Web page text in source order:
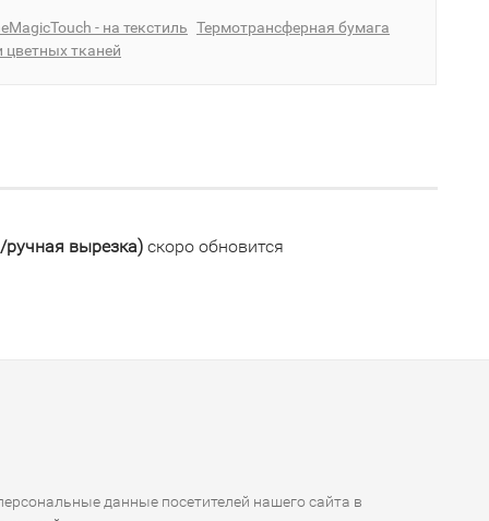
- на текстиль Термотрансферная бумага
цветных тканей
ручная вырезка) скоро обновится
данные посетителей нашего сайта в